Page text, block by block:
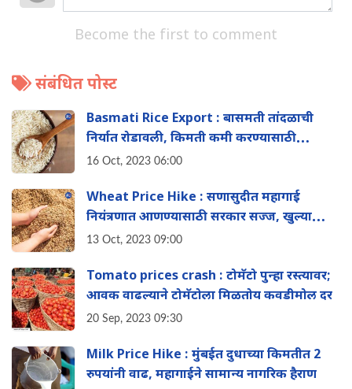
Become the first to comment
संबंधित पोस्ट
Basmati Rice Export : बासमती तांदळाची
निर्यात रोडावली, किमती कमी करण्यासाठी
सरकारच्या हालचाली
16 Oct, 2023 06:00
Wheat Price Hike : सणासुदीत महागाई
नियंत्रणात आणण्यासाठी सरकार सज्ज, खुल्या
बाजारात 2.37 मिलियन टन गहू विकला
13 Oct, 2023 09:00
Tomato prices crash : टोमॅटो पुन्हा रस्त्यावर;
आवक वाढल्याने टोमॅटोला मिळतोय कवडीमोल दर
20 Sep, 2023 09:30
Milk Price Hike : मुंबईत दुधाच्या किमतीत 2
रुपयांनी वाढ, महागाईने सामान्य नागरिक हैराण